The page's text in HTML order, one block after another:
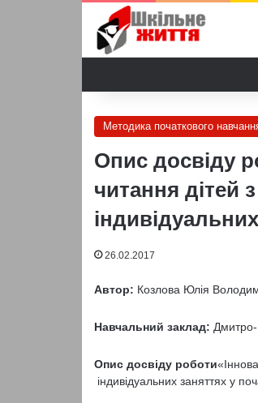
Методика початкового
Опис досвіду
читання дітей
26.02.2017
Автор: Козлова Юлія
Навчальний заклад: Дмитро-
Опис досвіду роботи
індивідуальних заняттях у